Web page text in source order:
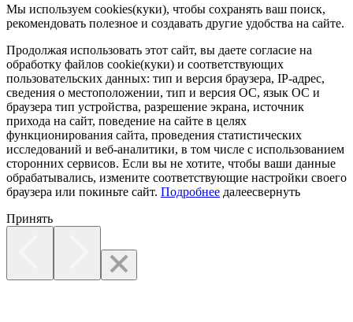
Мы используем cookies(куки), чтобы сохранять ваш поиск,
рекомендовать полезное и создавать другие удобства на сайте.
Продолжая использовать этот сайт, вы даете согласие на
обработку файлов cookie(куки) и соответствующих
пользовательских данных: тип и версия браузера, IP-адрес,
сведения о местоположении, тип и версия ОС, язык ОС и
браузера тип устройства, разрешение экрана, источник
прихода на сайт, поведение на сайте в целях
функционирования сайта, проведения статистических
исследований и веб-аналитики, в том числе с использованием
сторонних сервисов. Если вы не хотите, чтобы ваши данные
обрабатывались, измените соответствующие настройки своего
браузера или покиньте сайт. Подробнее далеесвернуть
Принять